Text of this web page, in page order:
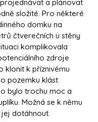
a plánovat
složité. Pro některé
domku na
čtverečních u stěny
komplikovala
zdroje
klonit k příznivému
pozemku klást
bylo trochu moc a
Možná se k němu
dotáhnout.